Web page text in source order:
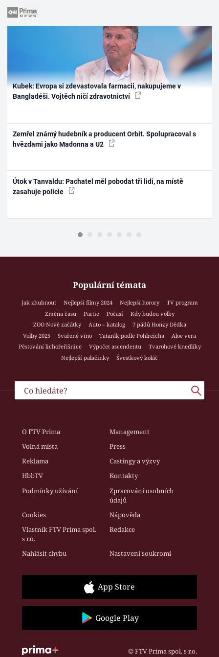
Kubek: Evropa si zdevastovala farmacii, nakupujeme v
Bangladéši. Vojtěch ničí zdravotnictví
Zemřel známý hudebník a producent Orbit. Spolupracoval s
hvězdami jako Madonna a U2
Útok v Tanvaldu: Pachatel měl pobodat tři lidi, na místě
zasahuje policie
Populární témata
Jak zhubnout Nejlepší filmy 2024 Nejlepší horory
TV program
Změna času
Partie Počasí
Kdy budou volby
ZOO Nové začátky
Auto – katalog
7 pádů Honzy Dědka
Volby 2025
Svařené víno Tatarák podle Pohlreicha
Aloe vera
Pěstování lichořeřišnice
Výpočet ascendentu
Tvarohové knedlíky
Nejlepší palačinky
Švestkový koláč
O FTV Prima
Management
Volná místa
Press
Reklama
Castingy a výzvy
HbbTV
Kontakty
Podmínky užívání
Zpracování osobních
údajů
Cookies
Nápověda
Vlastník FTV Prima spol.
s r.o.
Redakce
Nahlásit chybu Nastavení soukromí
App Store
Google Play
© FTV Prima spol. s r.o.